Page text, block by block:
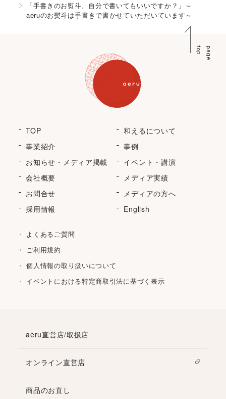
「手書きのお熨斗、自分で書いてもいいですか？」～
aeruのお熨斗は手書きで書かせていただいています～
p
a
g
e
t
o
p
TOP
和えるについて
事業紹介
事例
お知らせ・メディア掲載
イベント・講演
会社概要
メディア実績
お問合せ
メディアの方へ
採用情報
English
よくあるご質問
ご利用規約
個人情報の取り扱いについて
イベントにおける特定商取引法に基づく表示
aeru直営店/取扱店
オンライン直営店
商品のお直し